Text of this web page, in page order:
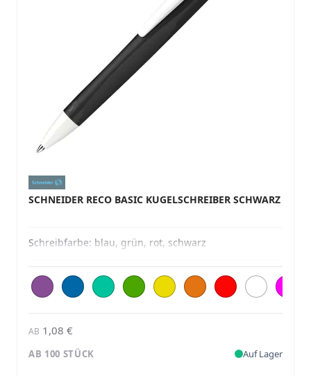
SCHNEIDER RECO BASIC KUGELSCHREIBER SCHWARZ
Schreibfarbe: blau, grün, rot, schwarz
AB 1,08 €
AB 100 STÜCK Auf Lager